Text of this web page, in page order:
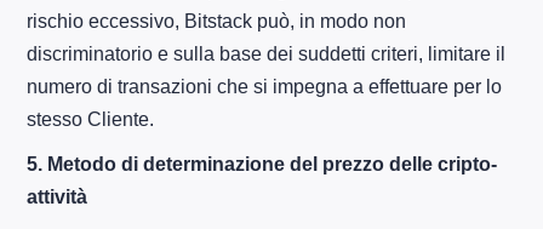
rischio eccessivo, Bitstack può, in modo non
discriminatorio e sulla base dei suddetti criteri, limitare il
numero di transazioni che si impegna a effettuare per lo
stesso Cliente.
5. Metodo di determinazione del prezzo delle cripto-
attività